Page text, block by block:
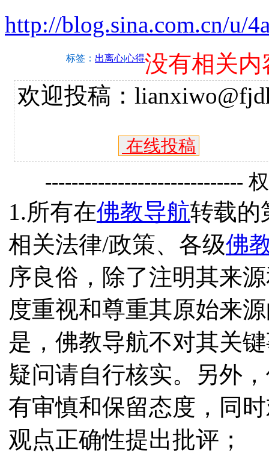
http://blog.sina.com.cn/u/
标签： 出离心|心得没有相关内
欢迎投稿：
在线投稿
------------------------------
1.所有在佛教导航转载的
相关法律/政策、各级佛
序良俗，除了注明其来
度重视和尊重其原始来
是，佛教导航不对其关
疑问请自行核实。另外
有审慎和保留态度，同
观点正确性提出批评；